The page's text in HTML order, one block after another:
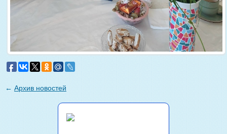
← Архив новостей